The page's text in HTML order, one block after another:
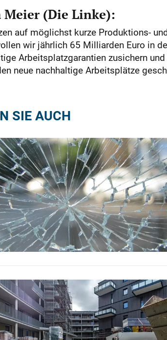
Meier (Die Linke):
auf möglichst kurze Produktions-
wir jährlich 65 Milliarden Euro in
Arbeitsplatzgarantien zusichern
neue nachhaltige Arbeitsplätze
SIE AUCH